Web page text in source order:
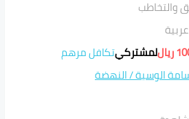
والتخاطب
رياللمشتركيتكافل مرهم
الوسية/النهضة